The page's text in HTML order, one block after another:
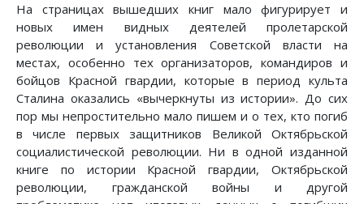
На страницах вышедших книг мало фигурирует и
новых имен видных деятелей пролетарской
революции и установления Советской власти на
местах, особенно тех организаторов, командиров и
бойцов Красной гвардии, которые в период культа
Сталина оказались «вычеркнуты из истории». До сих
пор мы непростительно мало пишем и о тех, кто погиб
в числе первых защитников Великой Октябрьской
социалистической революции. Ни в одной изданной
книге по истории Красной гвардии, Октябрьской
революции, гражданской войны и другой